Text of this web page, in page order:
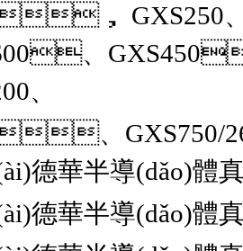
， GXS250
、
、
、GXS750/
德華半導(dǎo)體
德華半導(dǎo)體